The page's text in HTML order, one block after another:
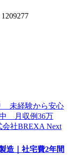
造｜社宅費2年間